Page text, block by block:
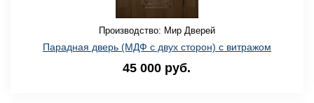
Производство: Мир Дверей
Парадная дверь (МДФ с двух сторон) с витражом
45 000 руб.